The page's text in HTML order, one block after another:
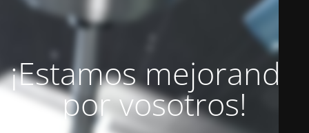
¡Estamos mejorando
por vosotros!